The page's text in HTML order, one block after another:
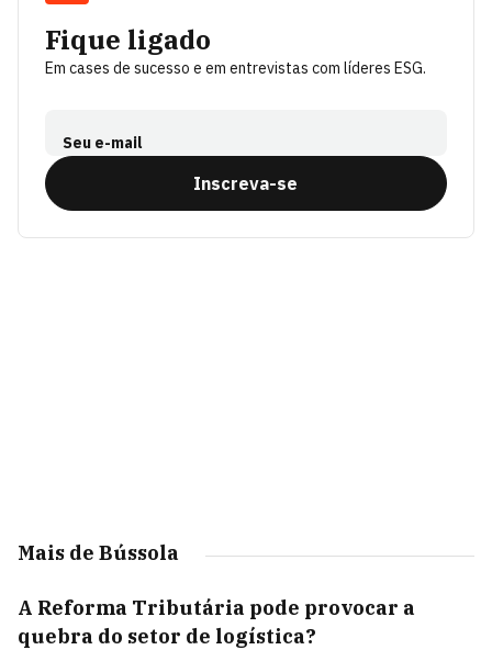
Fique ligado
Em cases de sucesso e em entrevistas com líderes ESG.
Seu e-mail
Inscreva-se
Mais de Bússola
A Reforma Tributária pode provocar a
quebra do setor de logística?